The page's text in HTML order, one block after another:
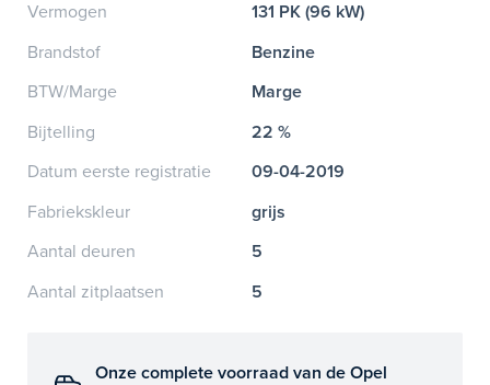
Vermogen
131 PK (96 kW)
Brandstof
Benzine
BTW/Marge
Marge
Bijtelling
22 %
Datum eerste registratie
09-04-2019
Fabriekskleur
grijs
Aantal deuren
5
Aantal zitplaatsen
5
Onze complete voorraad van de Opel